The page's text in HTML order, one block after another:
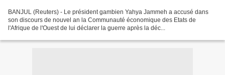
BANJUL (Reuters) - Le président gambien Yahya Jammeh a accusé dans
son discours de nouvel an la Communauté économique des Etats de
l'Afrique de l'Ouest de lui déclarer la guerre après la déc...